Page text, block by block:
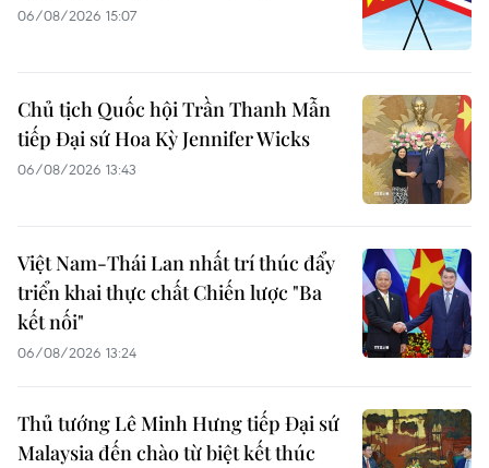
06/08/2026 15:07
Chủ tịch Quốc hội Trần Thanh Mẫn
tiếp Đại sứ Hoa Kỳ Jennifer Wicks
06/08/2026 13:43
Việt Nam-Thái Lan nhất trí thúc đẩy
triển khai thực chất Chiến lược "Ba
kết nối"
06/08/2026 13:24
Thủ tướng Lê Minh Hưng tiếp Đại sứ
Malaysia đến chào từ biệt kết thúc